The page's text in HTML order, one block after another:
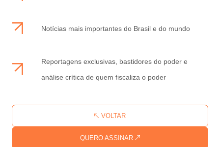
Notícias mais importantes do Brasil e do mundo
Reportagens exclusivas, bastidores do poder e
análise crítica de quem fiscaliza o poder
QUERO ASSINAR
VOLTAR